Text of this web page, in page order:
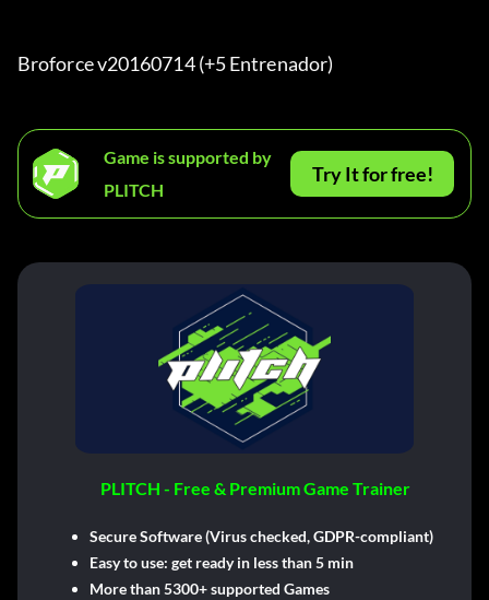
Broforce v20160714 (+5 Entrenador)
Game is supported by
PLITCH
Try It for free!
PLITCH - Free & Premium Game Trainer
Secure Software (Virus checked, GDPR-compliant)
Easy to use: get ready in less than 5 min
More than 5300+ supported Games